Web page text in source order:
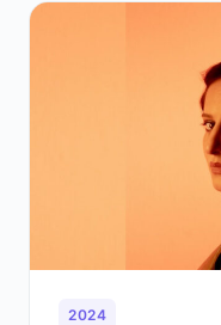
2024